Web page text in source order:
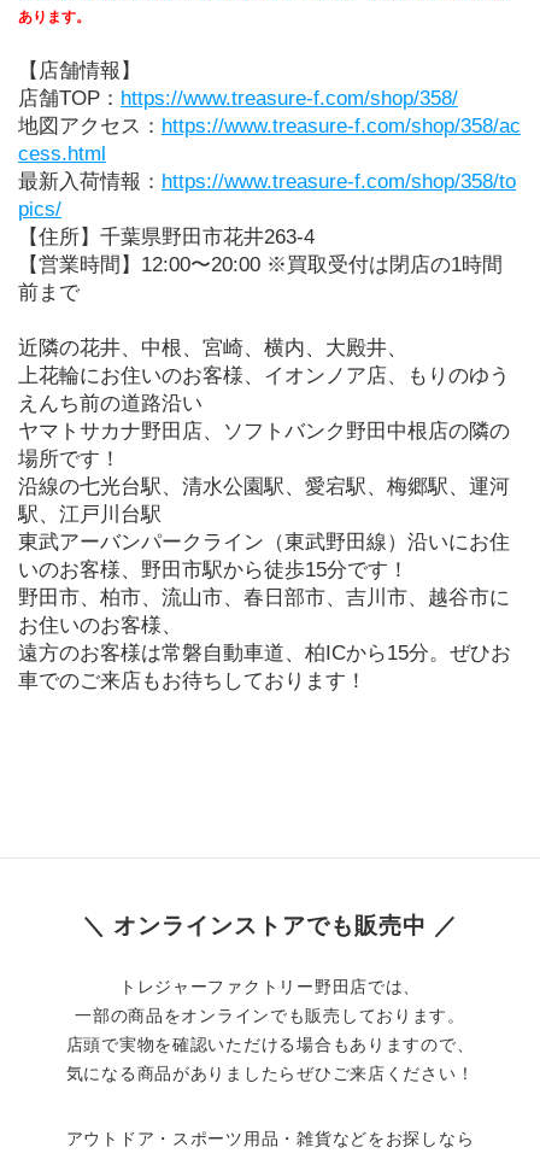
あります。
【店舗情報】
店舗TOP： https://www.treasure-f.com/shop/358/
地図アクセス： https://www.treasure-f.com/shop/358/ac
cess.html
最新入荷情報： https://www.treasure-f.com/shop/358/to
pics/
【住所】千葉県野田市花井263-4
【営業時間】12:00〜20:00 ※買取受付は閉店の1時間
前まで
近隣の花井、中根、宮崎、横内、大殿井、
上花輪にお住いのお客様、イオンノア店、もりのゆう
えんち前の道路沿い
ヤマトサカナ野田店、ソフトバンク野田中根店の隣の
場所です！
沿線の七光台駅、清水公園駅、愛宕駅、梅郷駅、運河
駅、江戸川台駅
東武アーバンパークライン（東武野田線）沿いにお住
いのお客様、野田市駅から徒歩15分です！
野田市、柏市、流山市、春日部市、吉川市、越谷市に
お住いのお客様、
遠方のお客様は常磐自動車道、柏ICから15分。ぜひお
車でのご来店もお待ちしております！
＼ オンラインストアでも販売中 ／
トレジャーファクトリー野田店では、
一部の商品をオンラインでも販売しております。
店頭で実物を確認いただける場合もありますので、
気になる商品がありましたらぜひご来店ください！
アウトドア・スポーツ用品・雑貨などをお探しなら